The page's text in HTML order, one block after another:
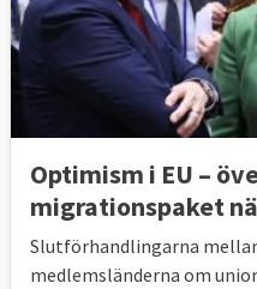
Optimism i EU –
migrationspaket
Slutförhandlingarna
medlemsländerna om